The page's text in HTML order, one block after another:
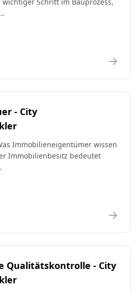
- City
Immobilieneigentümer wissen
Immobilienbesitz bedeutet
Qualitätskontrolle - City